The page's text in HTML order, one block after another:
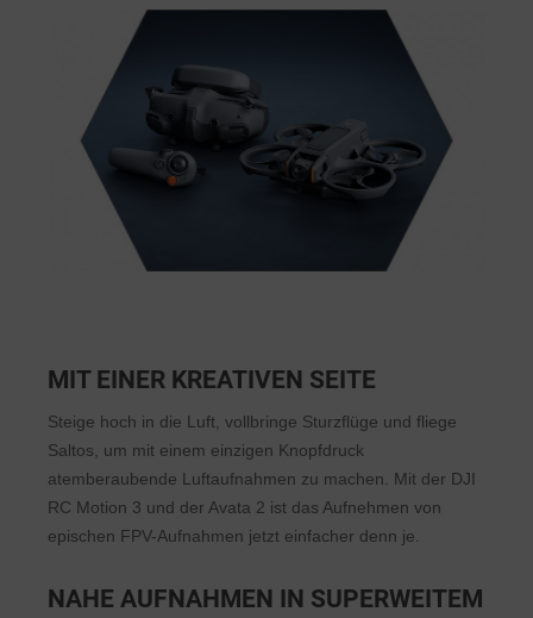
MIT EINER KREATIVEN SEITE
Steige hoch in die Luft, vollbringe Sturzflüge und fliege
Saltos, um mit einem einzigen Knopfdruck
atemberaubende Luftaufnahmen zu machen. Mit der DJI
RC Motion 3 und der Avata 2 ist das Aufnehmen von
epischen FPV-Aufnahmen jetzt einfacher denn je.
NAHE AUFNAHMEN IN SUPERWEITEM